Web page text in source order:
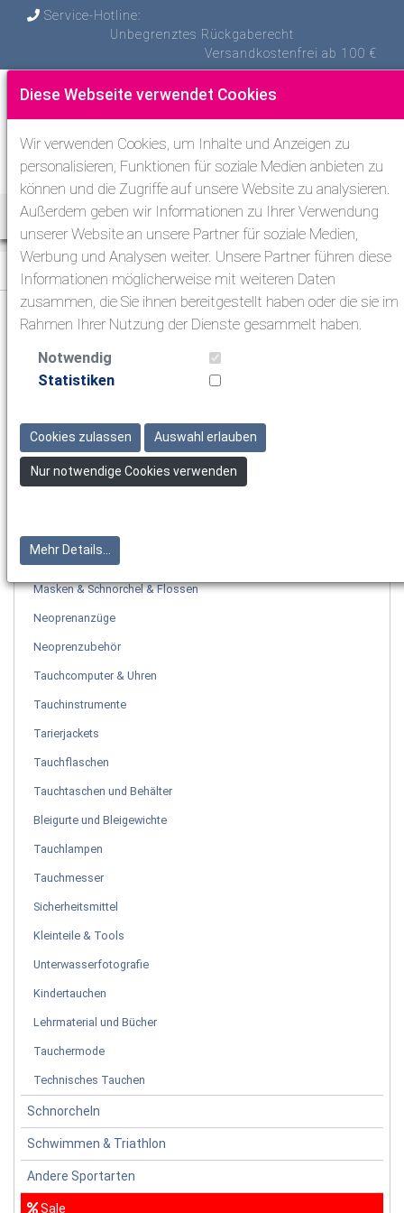
Service-Hotline:
Unbegrenztes Rückgaberecht
Versandkostenfrei ab 100 €
Toggle
Tauchen Atemregler zum Tauchen Hauptregler
Tauchen
Atemregler zum Tauchen
Atemregler-Sets
Octopus
Erste Stufen
Pflegemittel Atemregler
Masken & Schnorchel & Flossen
Neoprenanzüge
Neoprenzubehör
Tauchcomputer & Uhren
Tauchinstrumente
Tarierjackets
Tauchflaschen
Tauchtaschen und Behälter
Bleigurte und Bleigewichte
Tauchlampen
Tauchmesser
Sicherheitsmittel
Kleinteile & Tools
Unterwasserfotografie
Kindertauchen
Lehrmaterial und Bücher
Tauchermode
Technisches Tauchen
Schnorcheln
Schwimmen & Triathlon
Andere Sportarten
Sale
Diese Webseite verwendet Cookies
Wir verwenden Cookies, um Inhalte und Anzeigen zu
personalisieren, Funktionen für soziale Medien anbieten zu
können und die Zugriffe auf unsere Website zu analysieren.
Außerdem geben wir Informationen zu Ihrer Verwendung
unserer Website an unsere Partner für soziale Medien,
Werbung und Analysen weiter. Unsere Partner führen diese
Informationen möglicherweise mit weiteren Daten
zusammen, die Sie ihnen bereitgestellt haben oder die sie im
Rahmen Ihrer Nutzung der Dienste gesammelt haben.
Notwendig
Statistiken
Cookies zulassen Auswahl erlauben
Nur notwendige Cookies verwenden
Mehr Details...